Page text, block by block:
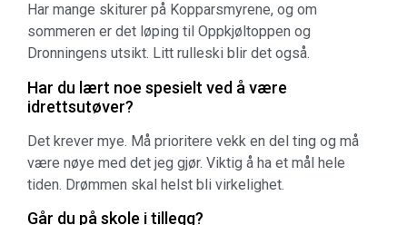
Har mange skiturer på Kopparsmyrene, og om
sommeren er det løping til Oppkjøltoppen og
Dronningens utsikt. Litt rulleski blir det også.
Har du lært noe spesielt ved å være
idrettsutøver?
Det krever mye. Må prioritere vekk en del ting og må
være nøye med det jeg gjør. Viktig å ha et mål hele
tiden. Drømmen skal helst bli virkelighet.
Går du på skole i tillegg?